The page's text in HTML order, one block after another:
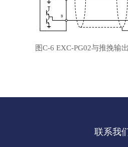
图C-6 EXC-PG02与推挽输
联系我